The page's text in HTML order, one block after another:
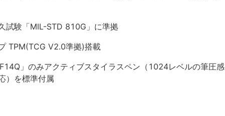
試験「MIL-STD 810G」に準拠
TPM(TCG V2.0準拠)搭載
」のみアクティブスタイラスペン（1024レベルの筆圧感
）を標準付属